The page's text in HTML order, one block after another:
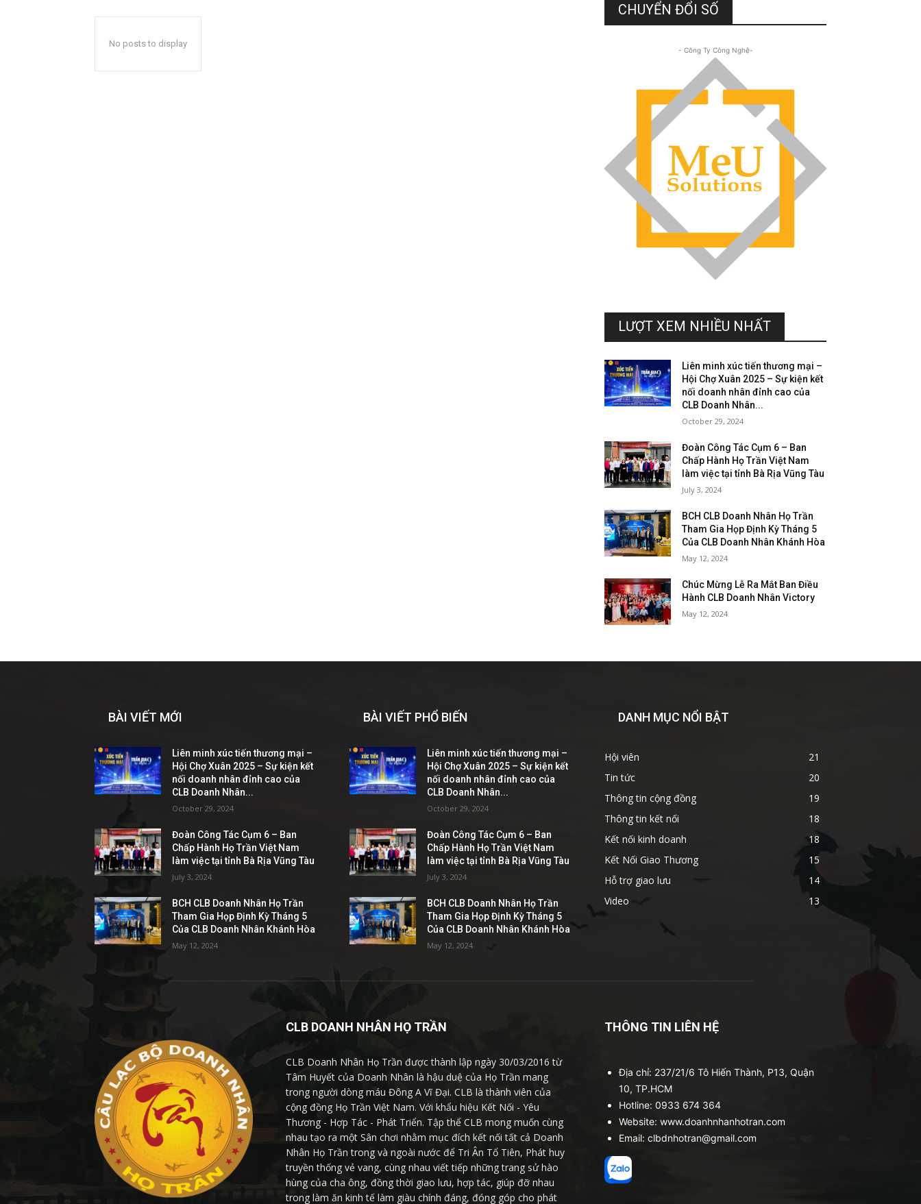
No posts to display
CHUYỂN ĐỔI SỐ
- Công Ty Công Nghệ-
LƯỢT XEM NHIỀU NHẤT
Liên minh xúc tiến thương mại –
Hội Chợ Xuân 2025 – Sự kiện kết
nối doanh nhân đỉnh cao của
CLB Doanh Nhân...
October 29, 2024
Đoàn Công Tác Cụm 6 – Ban
Chấp Hành Họ Trần Việt Nam
làm việc tại tỉnh Bà Rịa Vũng Tàu
July 3, 2024
BCH CLB Doanh Nhân Họ Trần
Tham Gia Họp Định Kỳ Tháng 5
Của CLB Doanh Nhân Khánh Hòa
May 12, 2024
Chúc Mừng Lễ Ra Mắt Ban Điều
Hành CLB Doanh Nhân Victory
May 12, 2024
BÀI VIẾT MỚI
Liên minh xúc tiến thương mại –
Hội Chợ Xuân 2025 – Sự kiện kết
nối doanh nhân đỉnh cao của
CLB Doanh Nhân...
October 29, 2024
Đoàn Công Tác Cụm 6 – Ban
Chấp Hành Họ Trần Việt Nam
làm việc tại tỉnh Bà Rịa Vũng Tàu
July 3, 2024
BCH CLB Doanh Nhân Họ Trần
Tham Gia Họp Định Kỳ Tháng 5
Của CLB Doanh Nhân Khánh Hòa
May 12, 2024
BÀI VIẾT PHỔ BIẾN
Liên minh xúc tiến thương mại –
Hội Chợ Xuân 2025 – Sự kiện kết
nối doanh nhân đỉnh cao của
CLB Doanh Nhân...
October 29, 2024
Đoàn Công Tác Cụm 6 – Ban
Chấp Hành Họ Trần Việt Nam
làm việc tại tỉnh Bà Rịa Vũng Tàu
July 3, 2024
BCH CLB Doanh Nhân Họ Trần
Tham Gia Họp Định Kỳ Tháng 5
Của CLB Doanh Nhân Khánh Hòa
May 12, 2024
DANH MỤC NỔI BẬT
Hội viên
21
Tin tức
20
Thông tin cộng đồng
19
Thông tin kết nối
18
Kết nối kinh doanh
18
Kết Nối Giao Thương
15
Hỗ trợ giao lưu
14
Video
13
CLB DOANH NHÂN HỌ TRẦN
CLB Doanh Nhân Họ Trần được thành lập ngày 30/03/2016 từ
Tâm Huyết của Doanh Nhân là hậu duệ của Họ Trần mang
trong người dòng máu Đông A Vĩ Đại. CLB là thành viên của
cộng đồng Họ Trần Việt Nam. Với khẩu hiệu Kết Nối - Yêu
Thương - Hợp Tác - Phát Triển. Tập thể CLB mong muốn cùng
nhau tạo ra một Sân chơi nhằm mục đích kết nối tất cả Doanh
Nhân Họ Trần trong và ngoài nước để Tri Ân Tổ Tiên, Phát huy
truyền thống vẻ vang, cùng nhau viết tiếp những trang sử hào
hùng của cha ông, đồng thời giao lưu, hợp tác, giúp đỡ nhau
trong làm ăn kinh tế làm giàu chính đáng, đóng góp cho phát
THÔNG TIN LIÊN HỆ
Địa chỉ: 237/21/6 Tô Hiến Thành, P13, Quận
10, TP.HCM
Hotline: 0933 674 364
Website: www.doanhnhanhotran.com
Email: clbdnhotran@gmail.com